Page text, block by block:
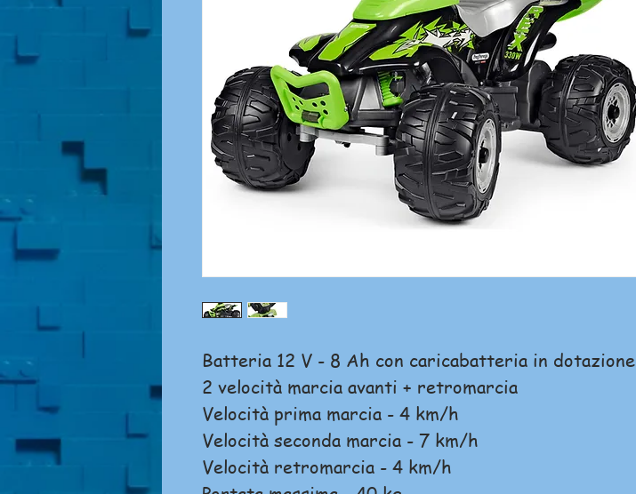
Batteria 12 V - 8 Ah con caricabatteria in dotazione
2 velocità marcia avanti + retromarcia
Velocità prima marcia - 4 km/h
Velocità seconda marcia - 7 km/h
Velocità retromarcia - 4 km/h